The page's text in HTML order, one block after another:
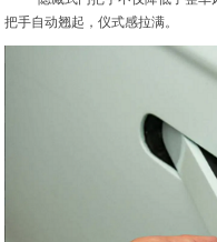
把手自动翘起，仪式感拉满。